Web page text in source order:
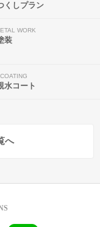
くしプラン
WORK
装
水コート
へ